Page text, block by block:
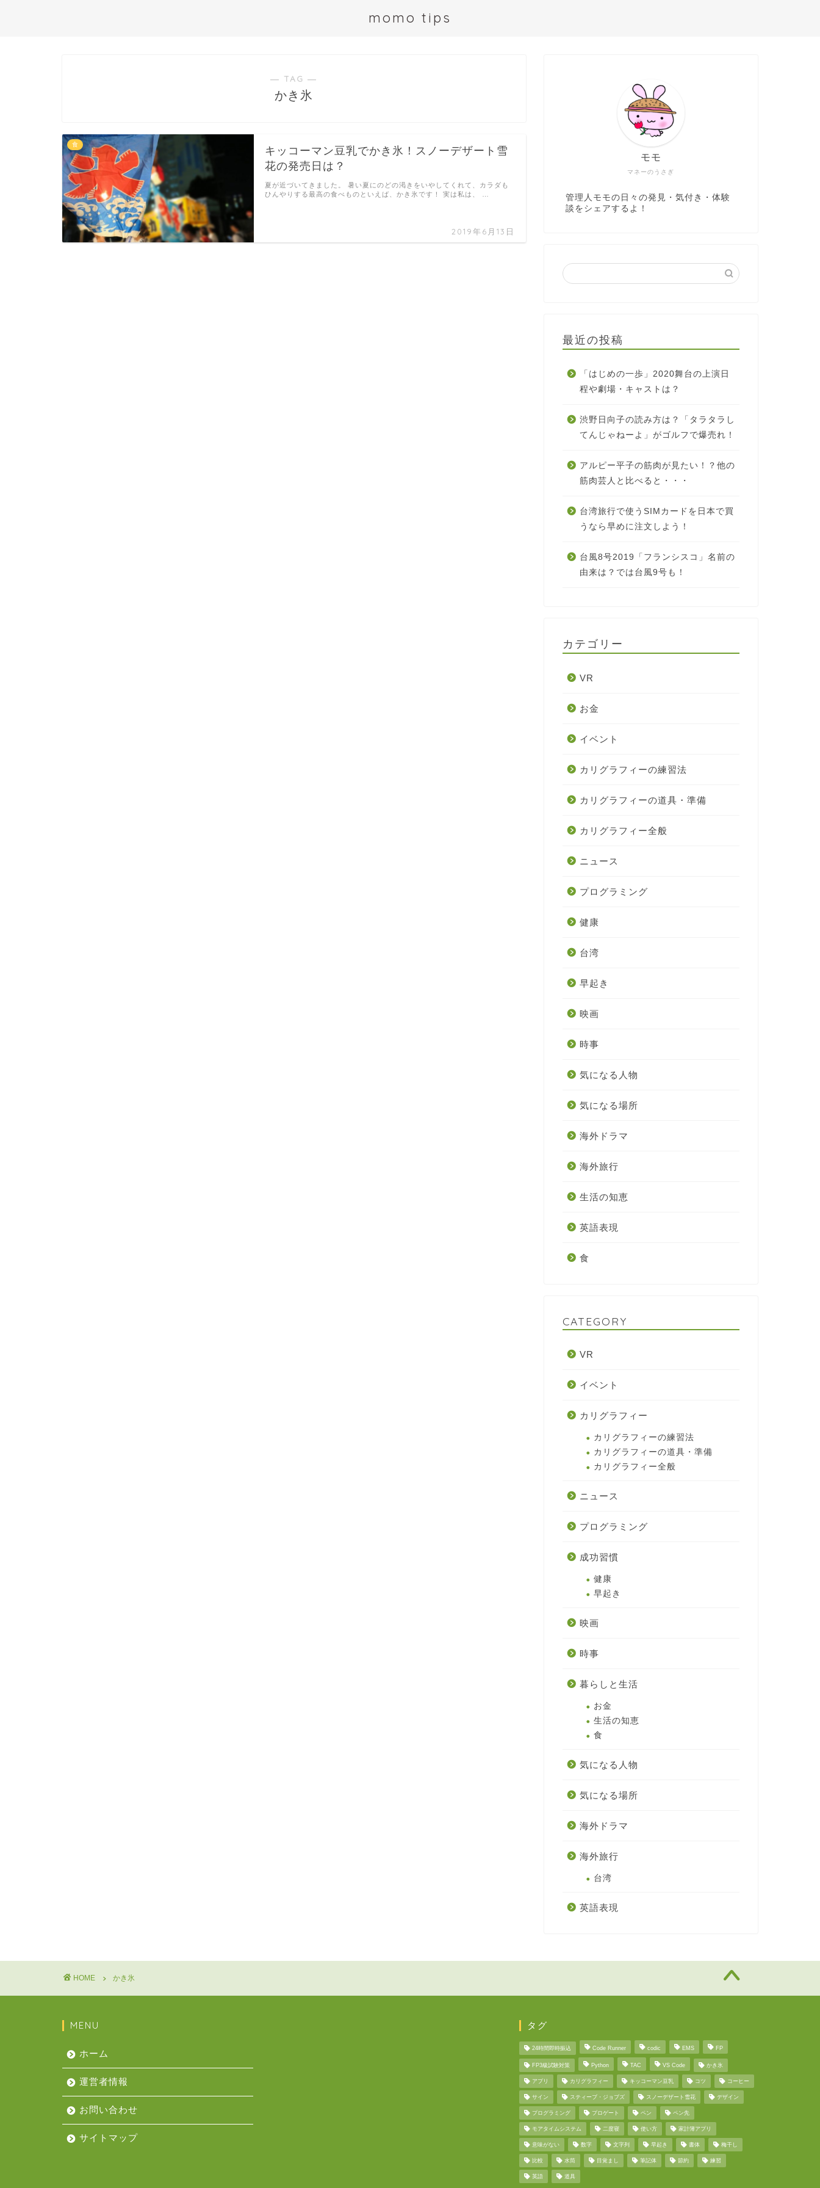
momo tips
― TAG ―
かき氷
食
キッコーマン豆乳でかき氷！スノーデザート雪
花の発売日は？
2019年6月13日
夏が近づいてきました。 暑い夏にのどの渇きをいやしてくれて、カラダも
ひんやりする最高の食べものといえば、かき氷です！ 実は私は、 …
マネーのうさぎ
モモ
管理人モモの日々の発見・気付き・体験
談をシェアするよ！
最近の投稿
「はじめの一歩」2020舞台の上演日
程や劇場・キャストは？
渋野日向子の読み方は？「タラタラし
てんじゃねーよ」がゴルフで爆売れ！
アルピー平子の筋肉が見たい！？他の
筋肉芸人と比べると・・・
台湾旅行で使うSIMカードを日本で買
うなら早めに注文しよう！
台風8号2019「フランシスコ」名前の
由来は？では台風9号も！
カテゴリー
VR
お金
イベント
カリグラフィーの練習法
カリグラフィーの道具・準備
カリグラフィー全般
ニュース
プログラミング
健康
台湾
早起き
映画
時事
気になる人物
気になる場所
海外ドラマ
海外旅行
生活の知恵
英語表現
食
CATEGORY
VR
イベント
カリグラフィー
カリグラフィーの練習法
カリグラフィーの道具・準備
カリグラフィー全般
ニュース
プログラミング
成功習慣
健康
早起き
映画
時事
暮らしと生活
お金
生活の知恵
食
気になる人物
気になる場所
海外ドラマ
海外旅行
台湾
英語表現
HOME かき氷
MENU
ホーム
運営者情報
お問い合わせ
サイトマップ
タグ
24時間即時振込 Code Runner codic EMS FP
FP3級試験対策 Python TAC VS Code かき氷
アプリ カリグラフィー キッコーマン豆乳 コツ コーヒー
サイン スティーブ・ジョブズ スノーデザート雪花 デザイン
プログラミング プロゲート ペン ペン先
モアタイムシステム 二度寝 使い方 家計簿アプリ
意味がない 数字 文字列 早起き 書体 梅干し
比較 水筒 目覚まし 筆記体 節約 練習
英語 道具